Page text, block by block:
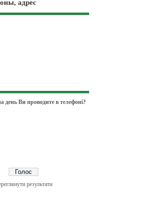
адрес
день Ви проводите в телефоні?
результати